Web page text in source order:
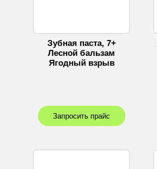
Зубная паста, 7+
Лесной бальзам
Ягодный взрыв
Запросить прайс